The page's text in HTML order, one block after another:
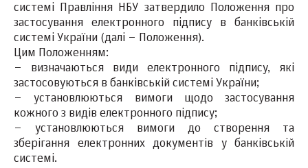
системі Правління НБУ затвердило Положення про
застосування електронного підпису в банківській
системі України (далі – Положення).
Цим Положенням:
– визначаються види електронного підпису, які
застосовуються в банківській системі України;
– установлюються вимоги щодо застосування
кожного з видів електронного підпису;
– установлюються вимоги до створення та
зберігання електронних документів у банківській
системі.